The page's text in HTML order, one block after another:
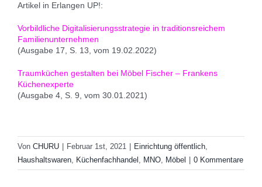
Artikel in Erlangen UP!:
Vorbildliche Digitalisierungsstrategie in traditionsreichem
Familienunternehmen
(Ausgabe 17, S. 13, vom 19.02.2022)
Traumküchen gestalten bei Möbel Fischer – Frankens
Küchenexperte
(Ausgabe 4, S. 9, vom 30.01.2021)
Von CHURU Februar 1st, 2021 Einrichtung öffentlich,
Haushaltswaren, Küchenfachhandel , MNO, Möbel 0 Kommentare